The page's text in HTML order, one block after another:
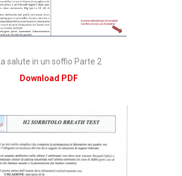
La salute in un soffio Parte 2
Download PDF